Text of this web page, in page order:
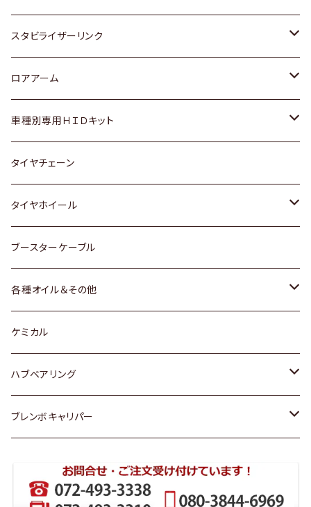
スバル
いすゞ
ダイハツ
マツダ
三菱
スバル
レクサス
スズキ
日産
ダイハツ
マツダ
三菱
スバル
ホンダ
スズキ
日産
いすゞ
ダイハツ
マツダ
三菱
スバル
トヨタ
ホンダ
スズキ
日産
ダイハツ
スバル
スタビライザーリンク
トヨタ
ホンダ
スズキ
日産
ダイハツ
マツダ
ロアアーム
ホンダ
スズキ
日産
ダイハツ
マツダ
スバル
車種別専用ＨＩＤキット
トヨタ
マツダ
タイヤチェーン
タイヤホイール
トヨタ
ホンダ
スズキ
日産
ダイハツ
ブースターケーブル
各種オイル＆その他
ディーデル洗浄添加剤
ケミカル
ハブベアリング
トヨタ
スズキ
ブレンボキャリパー
日産